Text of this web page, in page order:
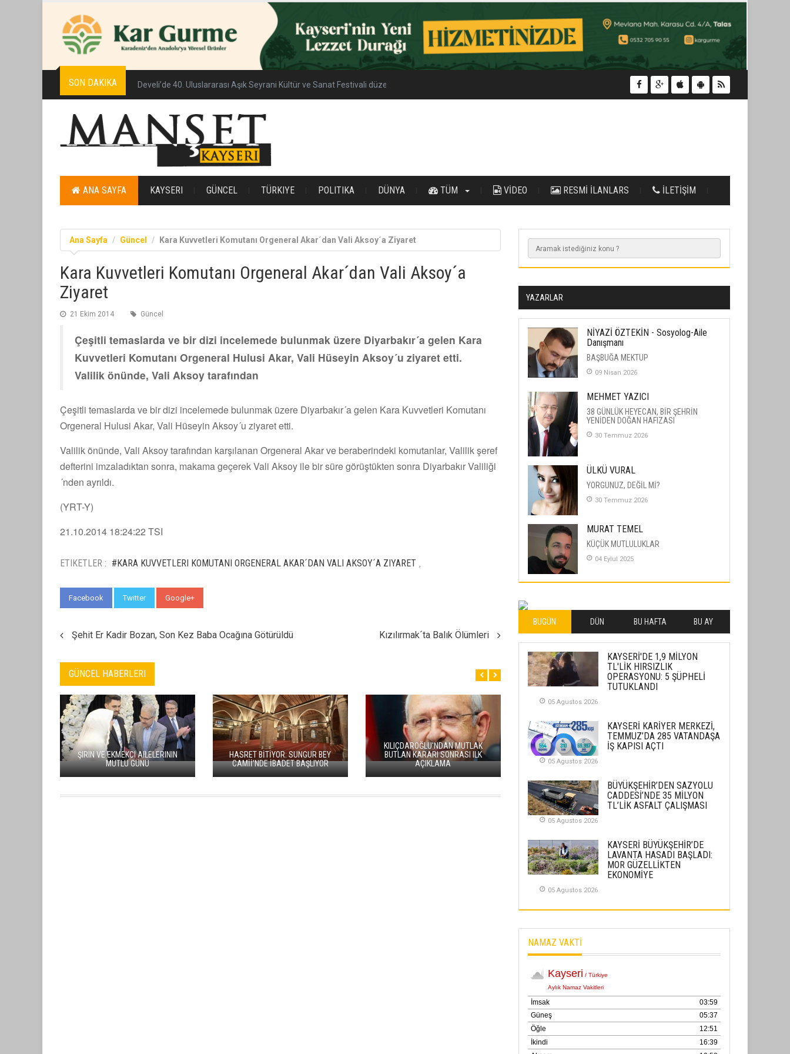
SON DAKIKA Develi’de 40. Uluslararası Aşık Seyrani Kültür ve Sanat Festivali düzenlenecek
ANA SAYFA KAYSERI GÜNCEL TÜRKIYE POLITIKA DÜNYA TÜM VİDEO RESMİ İLANLARS İLETİŞİM
Ana Sayfa Güncel Kara Kuvvetleri Komutanı Orgeneral Akar´dan Vali Aksoy´a Ziyaret
Kara Kuvvetleri Komutanı Orgeneral Akar´dan Vali Aksoy´a
Ziyaret
21 Ekim 2014 Güncel
Çeşitli temaslarda ve bir dizi incelemede bulunmak üzere Diyarbakır´a gelen Kara
Kuvvetleri Komutanı Orgeneral Hulusi Akar, Vali Hüseyin Aksoy´u ziyaret etti.
Valilik önünde, Vali Aksoy tarafından
Çeşitli temaslarda ve bir dizi incelemede bulunmak üzere Diyarbakır´a gelen Kara Kuvvetleri Komutanı
Orgeneral Hulusi Akar, Vali Hüseyin Aksoy´u ziyaret etti.
Valilik önünde, Vali Aksoy tarafından karşılanan Orgeneral Akar ve beraberindeki komutanlar, Valilik şeref
defterini imzaladıktan sonra, makama geçerek Vali Aksoy ile bir süre görüştükten sonra Diyarbakır Valiliği
´nden ayrıldı.
(YRT-Y)
21.10.2014 18:24:22 TSI
ETIKETLER : #KARA KUVVETLERI KOMUTANI ORGENERAL AKAR´DAN VALI AKSOY´A ZIYARET
Facebook Twitter Google+
Şehit Er Kadir Bozan, Son Kez Baba Ocağına Götürüldü Kızılırmak´ta Balık Ölümleri
GÜNCEL HABERLERI
BÖLGE ADLIYE MAHKEMESI CHP
KURULTAYINI İPTAL ETTI; ÖZGÜR
ÖZEL GÖREVDEN UZAKLAŞTIRILDI
KAYSERI’DE ACIL SAĞLIK
HIZMETLERI İSTASYONU HIZMET
BINASI IÇIN IŞ BIRLIĞI PROTOKOLÜ
BAŞKAN BÜYÜKKILIÇ’TAN KARTAL
KATLI KAVŞAĞI VE BAĞLANTI
YOLLARI PROJESİ’NDE PAZAR
MESAİSİ
YAZARLAR
NİYAZİ ÖZTEKİN - Sosyolog-Aile
Danışmanı
BAŞBUĞA MEKTUP
09 Nisan 2026
MEHMET YAZICI
38 GÜNLÜK HEYECAN, BİR ŞEHRİN
YENİDEN DOĞAN HAFIZASI
30 Temmuz 2026
ÜLKÜ VURAL
YORGUNUZ, DEĞİL Mİ?
30 Temmuz 2026
MURAT TEMEL
KÜÇÜK MUTLULUKLAR
04 Eylul 2025
26 Subat 2026
METİN ERTEM
YENİ HİCRİ YIL VE ÜLKEMİZDE
YAŞANANLAR!
21 Haziran 2026
KENDİNE UYANMAK
30 Temmuz 2026
İlgi Alanlarımız ve Biz
02 Ekim 2025
Kayserispor, Rizespor’la Nihayet 3
puana Ulaştı
01 Mayis 2026
BUGÜN DÜN BU HAFTA BU AY
KAYSERİ'DE 1,9 MİLYON
TL'LİK HIRSIZLIK
OPERASYONU: 5 ŞÜPHELİ
TUTUKLANDI
05 Agustos 2026
KAYSERİ KARİYER MERKEZİ,
TEMMUZ’DA 285 VATANDAŞA
İŞ KAPISI AÇTI
05 Agustos 2026
BÜYÜKŞEHİR’DEN SAZYOLU
CADDESİ’NDE 35 MİLYON
TL’LİK ASFALT ÇALIŞMASI
05 Agustos 2026
KAYSERİ BÜYÜKŞEHİR’DE
LAVANTA HASADI BAŞLADI:
MOR GÜZELLİKTEN
EKONOMİYE
05 Agustos 2026
NAMAZ VAKTİ